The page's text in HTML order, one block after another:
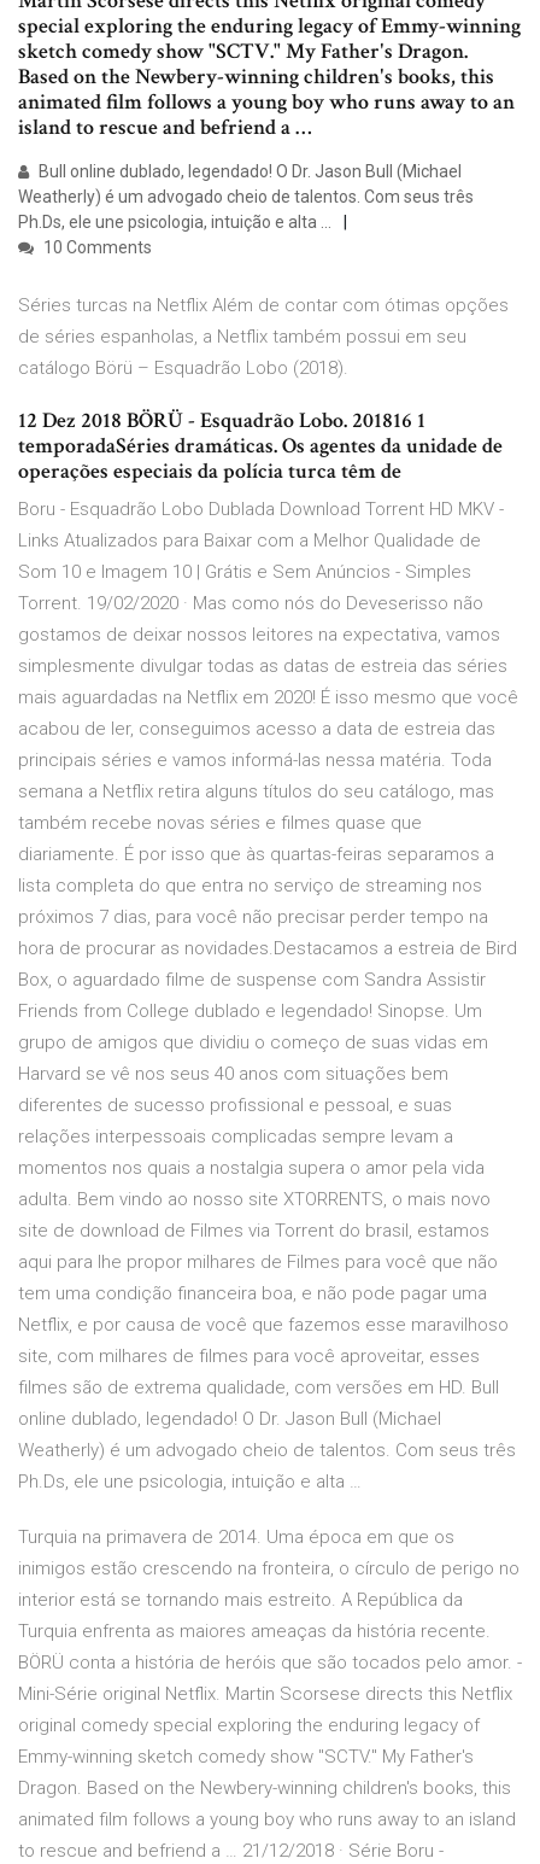
special exploring the enduring legacy of Emmy-winning
sketch comedy show "SCTV." My Father's Dragon.
Based on the Newbery-winning children's books, this
animated film follows a young boy who runs away to an
island to rescue and befriend a …
Bull online dublado, legendado! O Dr. Jason Bull (Michael
Weatherly) é um advogado cheio de talentos. Com seus três
Ph.Ds, ele une psicologia, intuição e alta …
10 Comments
Séries turcas na Netflix Além de contar com ótimas opções
de séries espanholas, a Netflix também possui em seu
catálogo Börü – Esquadrão Lobo (2018).
12 Dez 2018 BÖRÜ - Esquadrão Lobo. 201816 1
temporadaSéries dramáticas. Os agentes da unidade de
operações especiais da polícia turca têm de
Boru - Esquadrão Lobo Dublada Download Torrent HD MKV -
Links Atualizados para Baixar com a Melhor Qualidade de
Som 10 e Imagem 10 | Grátis e Sem Anúncios - Simples
Torrent. 19/02/2020 · Mas como nós do Deveserisso não
gostamos de deixar nossos leitores na expectativa, vamos
simplesmente divulgar todas as datas de estreia das séries
mais aguardadas na Netflix em 2020! É isso mesmo que você
acabou de ler, conseguimos acesso a data de estreia das
principais séries e vamos informá-las nessa matéria. Toda
semana a Netflix retira alguns títulos do seu catálogo, mas
também recebe novas séries e filmes quase que
diariamente. É por isso que às quartas-feiras separamos a
lista completa do que entra no serviço de streaming nos
próximos 7 dias, para você não precisar perder tempo na
hora de procurar as novidades.Destacamos a estreia de Bird
Box, o aguardado filme de suspense com Sandra Assistir
Friends from College dublado e legendado! Sinopse. Um
grupo de amigos que dividiu o começo de suas vidas em
Harvard se vê nos seus 40 anos com situações bem
diferentes de sucesso profissional e pessoal, e suas
relações interpessoais complicadas sempre levam a
momentos nos quais a nostalgia supera o amor pela vida
adulta. Bem vindo ao nosso site XTORRENTS, o mais novo
site de download de Filmes via Torrent do brasil, estamos
aqui para lhe propor milhares de Filmes para você que não
tem uma condição financeira boa, e não pode pagar uma
Netflix, e por causa de você que fazemos esse maravilhoso
site, com milhares de filmes para você aproveitar, esses
filmes são de extrema qualidade, com versões em HD. Bull
online dublado, legendado! O Dr. Jason Bull (Michael
Weatherly) é um advogado cheio de talentos. Com seus três
Ph.Ds, ele une psicologia, intuição e alta …
Turquia na primavera de 2014. Uma época em que os
inimigos estão crescendo na fronteira, o círculo de perigo no
interior está se tornando mais estreito. A República da
Turquia enfrenta as maiores ameaças da história recente.
BÖRÜ conta a história de heróis que são tocados pelo amor. -
Mini-Série original Netflix. Martin Scorsese directs this Netflix
original comedy special exploring the enduring legacy of
Emmy-winning sketch comedy show "SCTV." My Father's
Dragon. Based on the Newbery-winning children's books, this
animated film follows a young boy who runs away to an island
to rescue and befriend a … 21/12/2018 · Série Boru -